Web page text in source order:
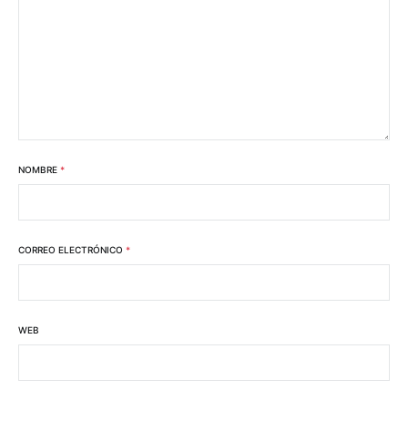
NOMBRE *
CORREO ELECTRÓNICO *
WEB